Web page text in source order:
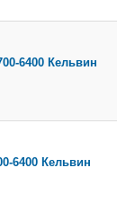
6400 Кельвин
6400 Кельвин